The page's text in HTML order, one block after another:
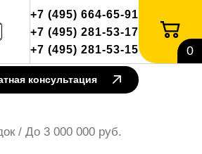
+7 (495) 664-65-91
+7 (495) 281-53-17
+7 (495) 281-53-15
0
консультация
/ До 3 000 000 руб.